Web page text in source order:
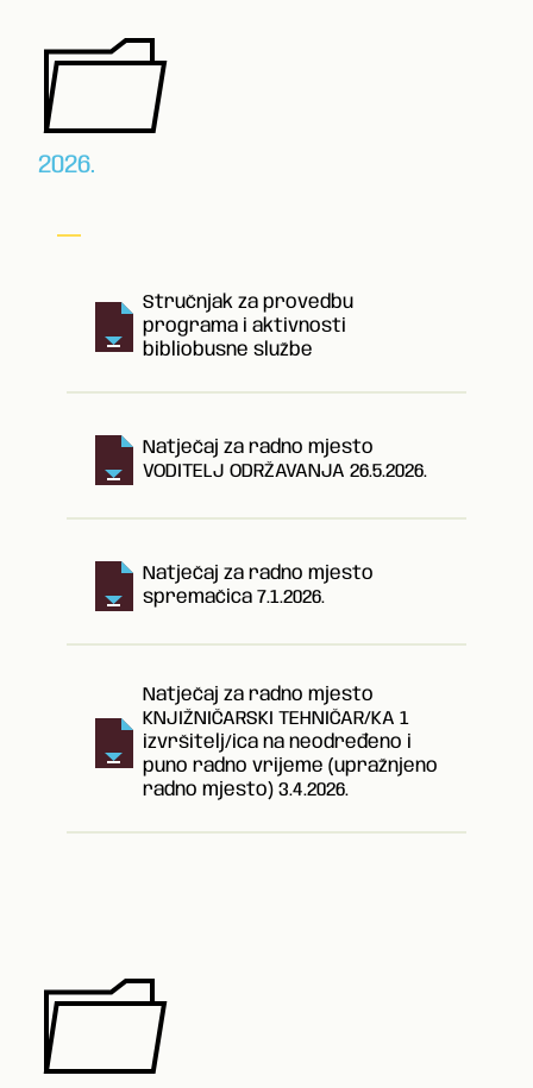
2026.
Stručnjak za provedbu
programa i aktivnosti
bibliobusne službe
Natječaj za radno mjesto
VODITELJ ODRŽAVANJA 26.5.2026.
Natječaj za radno mjesto
spremačica 7.1.2026.
Natječaj za radno mjesto
KNJIŽNIČARSKI TEHNIČAR/KA 1
izvršitelj/ica na neodređeno i
puno radno vrijeme (upražnjeno
radno mjesto) 3.4.2026.